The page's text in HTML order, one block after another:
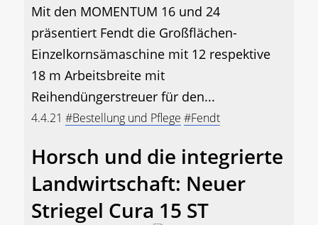
Mit den MOMENTUM 16 und 24
präsentiert Fendt die Großflächen-
Einzelkornsämaschine mit 12 respektive
18 m Arbeitsbreite mit
Reihendüngerstreuer für den...
4.4.21 #Bestellung und Pflege #Fendt
Horsch und die integrierte
Landwirtschaft: Neuer
Striegel Cura 15 ST